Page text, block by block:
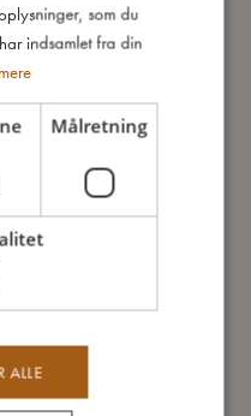
som du
indsamlet fra din
Målretning
ALLE